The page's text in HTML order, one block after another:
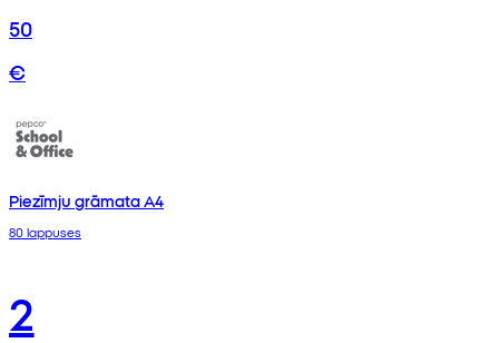
50
€
Piezīmju grāmata A4
80 lappuses
2